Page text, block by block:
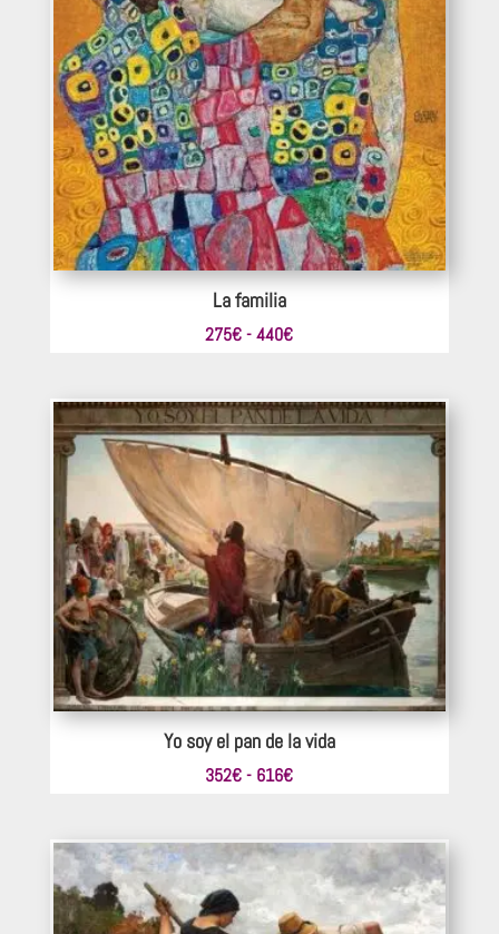
La familia
275€ - 440€Rango
desde
275€
hasta
440€
Yo soy el pan de la vida
352€ - 616€Rango
desde
352€
hasta